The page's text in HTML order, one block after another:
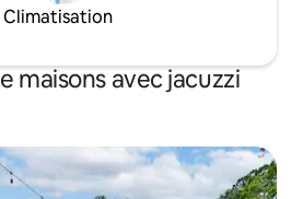
Climatisation
maisons avec jacuzzi